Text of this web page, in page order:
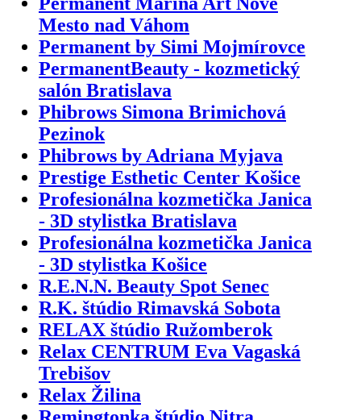
Mesto nad Váhom
Permanent by Simi Mojmírovce
PermanentBeauty - kozmetický
salón Bratislava
Phibrows Simona Brimichová
Pezinok
Phibrows by Adriana Myjava
Prestige Esthetic Center Košice
Profesionálna kozmetička Janica
- 3D stylistka Bratislava
Profesionálna kozmetička Janica
- 3D stylistka Košice
R.E.N.N. Beauty Spot Senec
R.K. štúdio Rimavská Sobota
RELAX štúdio Ružomberok
Relax CENTRUM Eva Vagaská
Trebišov
Relax Žilina